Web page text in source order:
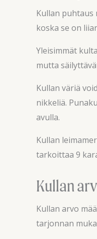
Kullan puhtaus
koska se on
Yleisimmät
mutta
Kullan väriä
nikkeliä.
avulla.
Kullan
tarkoittaa 9
Kullan
Kullan arvo
tarjonnan